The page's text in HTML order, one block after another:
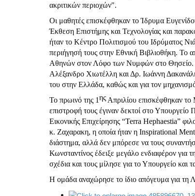
ακριτικών περιοχών".
Οι μαθητές επισκέφθηκαν το Ίδρυμα
Έκθεση Επιστήμης και Τεχνολογίας και
ήταν το Κέντρο Πολιτισμού του Ιδρύματος
περιήγησή τους στην Εθνική Βιβλιοθήκη. Το
Αθηνών στον Λόφο των Νυμφών στο Θησείο.
Αλέξανδρο Χιωτέλλη και Δρ. Ιωάννη
του στην Ελλάδα, καθώς και για τον
Το πρωινό της 1ηςΑπριλίου επισκέφθηκαν
επιστροφή τους έγιναν δεκτοί στο
Εικονικής Επιχείρησης “Terra Hephaestia”
κ. Ζαχαρακη, η οποία ήταν η Inspirational
διάστημα, αλλά δεν μπόρεσε να τους
Κωνσταντίνος έδειξε μεγάλο ενδιαφέρον για
σχέδια και τους μίλησε για το Υπουργείο και
Η ομάδα αναχώρησε το ίδιο απόγευμα για τη